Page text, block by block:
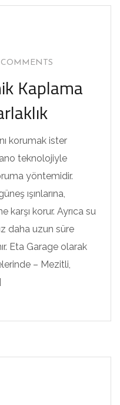
Kaplama
korumak ister
teknolojiyle
yöntemidir.
ışınlarına,
karşı korur. Ayrıca su
daha uzun süre
Eta Garage olarak
– Mezitli,